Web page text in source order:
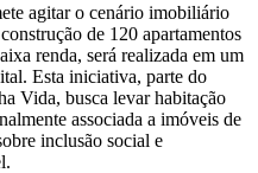
agitar o cenário imobiliário
de 120 apartamentos
renda, será realizada em um
Esta iniciativa, parte do
Vida, busca levar habitação
associada a imóveis de
inclusão social e